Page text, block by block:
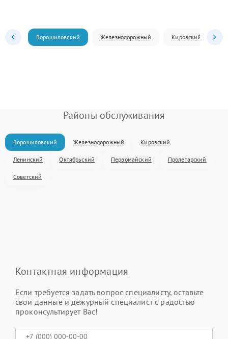
Ворошиловский Железнодорожный Кировский
Районы обслуживания
Ворошиловский Железнодорожный Кировский
Ленинский Октябрьский Первомайский Пролетарский
Советский
Контактная информация
Если требуется задать вопрос специалисту, оставьте
свои данные и дежурный специалист с радостью
проконсультирует Вас!